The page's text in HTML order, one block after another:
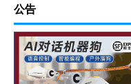
公告